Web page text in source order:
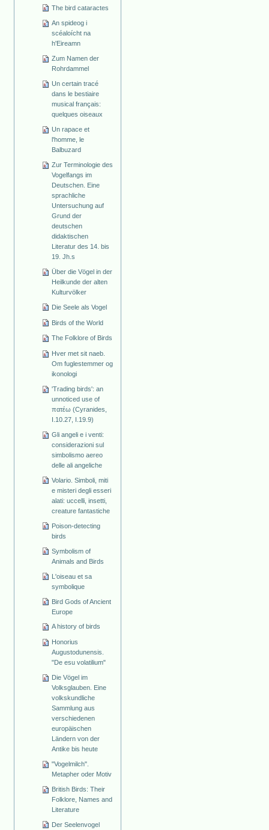
The bird cataractes
An spideog i
scéaloícht na
h'Eireamn
Zum Namen der
Rohrdammel
Un certain tracé
dans le bestiaire
musical français:
quelques oiseaux
Un rapace et
l'homme, le
Balbuzard
Zur Terminologie des
Vogelfangs im
Deutschen. Eine
sprachliche
Untersuchung auf
Grund der
deutschen
didaktischen
Literatur des 14. bis
19. Jh.s
Über die Vögel in der
Heilkunde der alten
Kulturvölker
Die Seele als Vogel
Birds of the World
The Folklore of Birds
Hver met sit naeb.
Om fuglestemmer og
ikonologi
'Trading birds': an
unnoticed use of
πατέω (Cyranides,
I.10.27, I.19.9)
Gli angeli e i venti:
considerazioni sul
simbolismo aereo
delle ali angeliche
Volario. Simboli, miti
e misteri degli esseri
alati: uccelli, insetti,
creature fantastiche
Poison-detecting
birds
Symbolism of
Animals and Birds
L'oiseau et sa
symbolique
Bird Gods of Ancient
Europe
A history of birds
Honorius
Augustodunensis.
"De esu volatilium"
Die Vögel im
Volksglauben. Eine
volkskundliche
Sammlung aus
verschiedenen
europäischen
Ländern von der
Antike bis heute
"Vogelmilch".
Metapher oder Motiv
British Birds: Their
Folklore, Names and
Literature
Der Seelenvogel